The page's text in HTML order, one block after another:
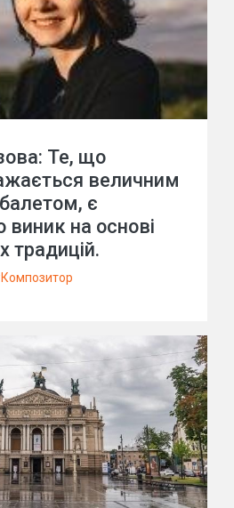
Те, що
величним
є
на основі
традицій.
Композитор